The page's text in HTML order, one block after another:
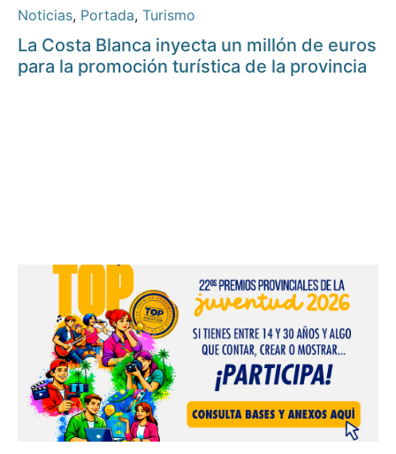
Noticias, Portada, Turismo
La Costa Blanca inyecta un millón de euros
para la promoción turística de la provincia